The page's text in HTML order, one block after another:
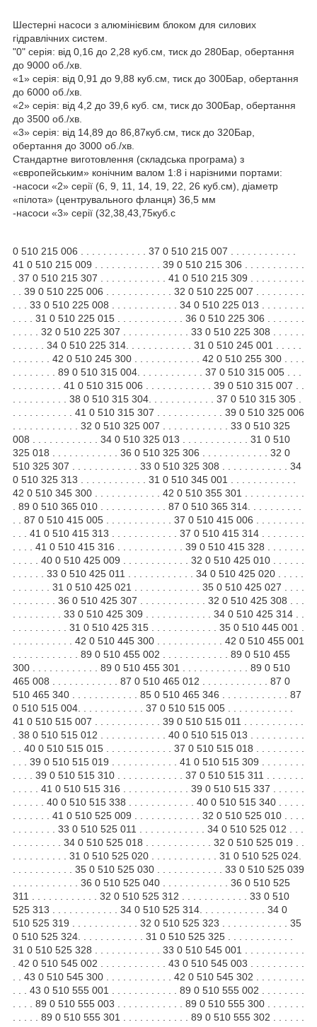
Шестерні насоси з алюмінієвим блоком для силових
гідравлічних систем.
"0" серія: від 0,16 до 2,28 куб.см, тиск до 280Бар, обертання
до 9000 об./хв.
«1» серія: від 0,91 до 9,88 куб.см, тиск до 300Бар, обертання
до 6000 об./хв.
«2» серія: від 4,2 до 39,6 куб. см, тиск до 300Бар, обертання
до 3500 об./хв.
«3» серія: від 14,89 до 86,87куб.см, тиск до 320Бар,
обертання до 3000 об./хв.
Стандартне виготовлення (складська програма) з
«європейським» конічним валом 1:8 і нарізними портами:
-насоси «2» серії (6, 9, 11, 14, 19, 22, 26 куб.см), діаметр
«пілота» (центрувального фланця) 36,5 мм
-насоси «3» серії (32,38,43,75куб.с
0 510 215 006 . . . . . . . . . . . . 37 0 510 215 007 . . . . . . . . . . . . 41 0 510 215 009 . . . . . . . . . . . . 39 0 510 215 306 . . . . . . . . . . . . 37 0 510 215 307 . . . . . . . . . . . . 41 0 510 215 309 . . . . . . . . . . . . 39 0 510 225 006 . . . . . . . . . . . . 32 0 510 225 007 . . . . . . . . . . . . 33 0 510 225 008 . . . . . . . . . . . . 34 0 510 225 013 . . . . . . . . . . . . 31 0 510 225 015 . . . . . . . . . . . . 36 0 510 225 306 . . . . . . . . . . . . 32 0 510 225 307 . . . . . . . . . . . . 33 0 510 225 308 . . . . . . . . . . . . 34 0 510 225 314. . . . . . . . . . . . 31 0 510 245 001 . . . . . . . . . . . . 42 0 510 245 300 . . . . . . . . . . . . 42 0 510 255 300 . . . . . . . . . . . . 89 0 510 315 004. . . . . . . . . . . . 37 0 510 315 005 . . . . . . . . . . . . 41 0 510 315 006 . . . . . . . . . . . . 39 0 510 315 007 . . . . . . . . . . . . 38 0 510 315 304. . . . . . . . . . . . 37 0 510 315 305 . . . . . . . . . . . . 41 0 510 315 307 . . . . . . . . . . . . 39 0 510 325 006 . . . . . . . . . . . . 32 0 510 325 007 . . . . . . . . . . . . 33 0 510 325 008 . . . . . . . . . . . . 34 0 510 325 013 . . . . . . . . . . . . 31 0 510 325 018 . . . . . . . . . . . . 36 0 510 325 306 . . . . . . . . . . . . 32 0 510 325 307 . . . . . . . . . . . . 33 0 510 325 308 . . . . . . . . . . . . 34 0 510 325 313 . . . . . . . . . . . . 31 0 510 345 001 . . . . . . . . . . . . 42 0 510 345 300 . . . . . . . . . . . . 42 0 510 355 301 . . . . . . . . . . . . 89 0 510 365 010 . . . . . . . . . . . . 87 0 510 365 314. . . . . . . . . . . . 87 0 510 415 005 . . . . . . . . . . . . 37 0 510 415 006 . . . . . . . . . . . . 41 0 510 415 313 . . . . . . . . . . . . 37 0 510 415 314 . . . . . . . . . . . . 41 0 510 415 316 . . . . . . . . . . . . 39 0 510 415 328 . . . . . . . . . . . . 40 0 510 425 009 . . . . . . . . . . . . 32 0 510 425 010 . . . . . . . . . . . . 33 0 510 425 011 . . . . . . . . . . . . 34 0 510 425 020 . . . . . . . . . . . . 31 0 510 425 021 . . . . . . . . . . . . 35 0 510 425 027 . . . . . . . . . . . . 36 0 510 425 307 . . . . . . . . . . . . 32 0 510 425 308 . . . . . . . . . . . . 33 0 510 425 309 . . . . . . . . . . . . 34 0 510 425 314 . . . . . . . . . . . . 31 0 510 425 315 . . . . . . . . . . . . 35 0 510 445 001 . . . . . . . . . . . . 42 0 510 445 300 . . . . . . . . . . . . 42 0 510 455 001 . . . . . . . . . . . . 89 0 510 455 002 . . . . . . . . . . . . 89 0 510 455 300 . . . . . . . . . . . . 89 0 510 455 301 . . . . . . . . . . . . 89 0 510 465 008 . . . . . . . . . . . . 87 0 510 465 012 . . . . . . . . . . . . 87 0 510 465 340 . . . . . . . . . . . . 85 0 510 465 346 . . . . . . . . . . . . 87 0 510 515 004. . . . . . . . . . . . 37 0 510 515 005 . . . . . . . . . . . . 41 0 510 515 007 . . . . . . . . . . . . 39 0 510 515 011 . . . . . . . . . . . . 38 0 510 515 012 . . . . . . . . . . . . 40 0 510 515 013 . . . . . . . . . . . . 40 0 510 515 015 . . . . . . . . . . . . 37 0 510 515 018 . . . . . . . . . . . . 39 0 510 515 019 . . . . . . . . . . . . 41 0 510 515 309 . . . . . . . . . . . . 39 0 510 515 310 . . . . . . . . . . . . 37 0 510 515 311 . . . . . . . . . . . . 41 0 510 515 316 . . . . . . . . . . . . 39 0 510 515 337 . . . . . . . . . . . . 40 0 510 515 338 . . . . . . . . . . . . 40 0 510 515 340 . . . . . . . . . . . . 41 0 510 525 009 . . . . . . . . . . . . 32 0 510 525 010 . . . . . . . . . . . . 33 0 510 525 011 . . . . . . . . . . . . 34 0 510 525 012 . . . . . . . . . . . . 34 0 510 525 018 . . . . . . . . . . . . 32 0 510 525 019 . . . . . . . . . . . . 31 0 510 525 020 . . . . . . . . . . . . 31 0 510 525 024. . . . . . . . . . . . 35 0 510 525 030 . . . . . . . . . . . . 33 0 510 525 039 . . . . . . . . . . . . 36 0 510 525 040 . . . . . . . . . . . . 36 0 510 525 311 . . . . . . . . . . . . 32 0 510 525 312 . . . . . . . . . . . . 33 0 510 525 313 . . . . . . . . . . . . 34 0 510 525 314. . . . . . . . . . . . 34 0 510 525 319 . . . . . . . . . . . . 32 0 510 525 323 . . . . . . . . . . . . 35 0 510 525 324. . . . . . . . . . . . 31 0 510 525 325 . . . . . . . . . . . . 31 0 510 525 328 . . . . . . . . . . . . 33 0 510 545 001 . . . . . . . . . . . . 42 0 510 545 002 . . . . . . . . . . . . 43 0 510 545 003 . . . . . . . . . . . . 43 0 510 545 300 . . . . . . . . . . . . 42 0 510 545 302 . . . . . . . . . . . . 43 0 510 555 001 . . . . . . . . . . . . 89 0 510 555 002 . . . . . . . . . . . . 89 0 510 555 003 . . . . . . . . . . . . 89 0 510 555 300 . . . . . . . . . . . . 89 0 510 555 301 . . . . . . . . . . . . 89 0 510 555 302 . . . . . . . . . . . . 89 0 510 565 012 . . . . . . . . . . . . 85 0 510 565 015 . . . . . . . . . . . . 87 0 510 565 016 . . . . . . . . . . . . 87 0 510 565 022 . . . . . . . . . . . . 88 0 510 565 023 . . . . . . . . . . . . 88 0 510 565 033 . . . . . . . . . . . . 85 0 510 565 037 . . . . . . . . . . . . 85 0 510 565 078 . . . . . . . . . . . . 87 0 510 565 329 . . . . . . . . . . . . 87 0 510 565 339 . . . . . . . . . . . . 87 0 510 565 346 . . . . . . . . . . . . 88 0 510 565 353 . . . . . . . . . . . . 85 0 510 565 364. . . . . . . . . . . . 85 0 510 565 371 . . . . . . . . . . . . 90 0 510 565 379 . . . . . . . . . . . . 87 0 510 565 408 . . . . . . . . . . . . 90 0 510 615 005 . . . . . . . . . . . . 39 0 510 615 006 . . . . . . . . . . . . 37 0 510 615 007 . . . . . . . . . . . . 41 0 510 615 008 . . . . . . . . . . . . 41 0 510 615 009 . . . . . . . . . . . . 38 0 510 615 010 . . . . . . . . . . . . 39 0 510 615 023 . . . . . . . . . . . . 40 0 510 615 314. . . . . . . . . . . . 37 0 510 615 315 . . . . . . . . . . . . 41 0 510 615 317 . . . . . . . . . . . . 39 0 510 615 318 . . . . . . . . . . . . 39 0 510 615 321 . . . . . . . . . . . . 41 0 510 615 341 . . . . . . . . . . . . 37 0 510 625 013 . . . . . . . . . . . . 32 0 510 625 014. . . . . . . . . . . . 33 0 510 625 015 . . . . . . . . . . . . 33 0 510 625 016 . . . . . . . . . . . . 34 0 510 625 017 . . . . . . . . . . . . 34 0 510 625 022 . . . . . . . . . . . . 32 0 510 625 028 . . . . . . . . . . . . 31 0 510 625 029 . . . . . . . . . . . . 31 0 510 625 035 . . . . . . . . . . . . 66 0 510 625 047 . . . . . . . . . . . . 36 0 510 625 052 . . . . . . . . . . . . 36 0 510 625 314. . . . . . . . . . . . 32 0 510 625 315 . . . . . . . . . . . . 32 0 510 625 316 . . . . . . . . . . . . 33 0 510 625 317 . . . . . . . . . . . . 33 0 510 625 318 . . . . . . . . . . . . 34 0 510 625 319 . . . . . . . . . . . . 34 0 510 625 329 . . . . . . . . . . . . 31 0 510 625 330 . . . . . . . . . . . . 31 0 510 625 335 . . . . . . . . . . . . 66 0 510 645 002 . . . . . . . . . . . . 42 0 510 645 003 . . . . . . . . . . . . 43 0 510 645 004 . . . . . . . . . . . . 42 0 510 645 005 . . . . . . . . . . . . 43 0 510 645 300 . . . . . . . . . . . . 42 0 510 655 001 . . . . . . . . . . . . 89 0 510 655 002 . . . . . . . . . . . . 89 0 510 655 003 . . . . . . . . . . . . 89 0 510 655 004. . . . . . . . . . . . 89 0 510 655 005 . . . . . . . . . . . . 89 0 510 655 300 . . . . . . . . . . . . 89 0 510 655 301 . . . . . . . . . . . . 89 0 510 655 302 . . . . . . . . . . . . 89 0 510 655 303 . . . . . . . . . . . . 89 0 510 655 304. . . . . . . . . . . . 89 0 510 656 061 . . . . . . . . . . . . 90 0 510 665 022 . . . . . . . . . . . . 86 0 510 665 024. . . . . . . . . . . . 85 0 510 665 025 . . . . . . . . . . . . 85 0 510 665 030 . . . . . . . . . . . . 87 0 510 665 053 . . . . . . . . . . . . 85 0 510 665 067 . . . . . . . . . . . . 85 0 510 665 097 . . . . . . . . . . . . 86 0 510 665 325 . . . . . . . . . . . . 85 0 510 665 326 . . . . . . . . . . . . 85 0 510 665 327 . . . . . . . . . . . . 85 0 510 665 371 . . . . . . . . . . . . 90 0 510 665 372 . . . . . . . . . . . . 90 0 510 665 375 . . . . . . . . . . . . 86 0 510 665 379 . . . . . . . . . . . . 90 0 510 665 400 . . . . . . . . . . . . 85 0 510 665 416 . . . . . . . . . . . . 90 0 510 665 420 . . . . . . . . . . . . 86 0 510 715 004. . . . . . . . . . . . 41 0 510 715 006 . . . . . . . . . . . . 67 0 510 715 007 . . . . . . . . . . . . 67 0 510 715 008 . . . . . . . . . . . . 40 0 510 715 016 . . . . . . . . . . . . 37 0 510 715 306 . . . . . . . . . . . . 39 0 510 715 307 . . . . . . . . . . . . 41 0 510 715 320 . . . . . . . . . . . . 40 0 510 725 030 . . . . . . . . . . . . 32 0 510 725 031 . . . . . . . . . . . . 34 0 510 725 047 . . . . . . . . . . . . 66 0 510 725 048 . . . . . . . . . . . . 66 0 510 725 055 . . . . . . . . . . . . 66 0 510 725 057 . . . . . . . . . . . . 65 0 510 725 058 . . . . . . . . . . . . 65 0 510 725 062 . . . . . . . . . . . . 33 0 510 725 077 . . . . . . . . . . . . 31 0 510 725 084. . . . . . . . . . . . 36 0 510 725 330 . . . . . . . . . . . . 32 0 510 725 331 . . . . . . . . . . . . 34 0 510 725 352 . . . . . . . . . . . . 66 0 510 725 353 . . . . . . . . . . . . 66 0 510 725 361 . . . . . . . . . . . . 31 0 510 725 363 . . . . . . . . . . . . 65 0 510 725 364. . . . . . . . . . . . 66 0 510 725 377 . . . . . . . . . . . . 65 0 510 765 012 . . . . . . . . . . . . 85 0 510 765 023 . . . . . . . . . . . . 85 0 510 765 312 . . . . . . . . . . . . 87 0 510 765 317 . . . . . . . . . . . . 86 0 510 765 320 . . . . . . . . . . . . 85 0 510 765 331 . . . . . . . . . . . . 86 0 510 766 010 . . . . . . . . . . . . 91 0 510 767 018 . . . . . . . . . . . . 91 0 510 767 311 . . . . . . . . . . . . 91 0 510 768 021 . . . . . . . . . . . . 91 9 510 290 004. . . . . . . . . . . . 23 9 510 290 005 . . . . . . . . . . . . 23 9 510 290 015 . . . . . . . . . . . . 23 9 510 290 017 . . . . . . . . . . . . 23 9 510 290 018 . . . . . . . . . . . . 23 9 510 290 021 . . . . . . . . . . . . 25 9 510 290 022 . . . . . . . . . . . . 25 9 510 290 023 . . . . . . . . . . . . 25 9 510 290 024. . . . . . . . . . . . 25 9 510 290 025 . . . . . . . . . . . . 25 9 510 290 034. . . . . . . . . . . . 82 9 510 290 036 . . . . . . . . . . . . 23 9 510 290 037 . . . . . . . . . . . . 23 9 510 290 038 . .